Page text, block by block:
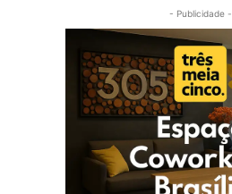
- Publicidade -